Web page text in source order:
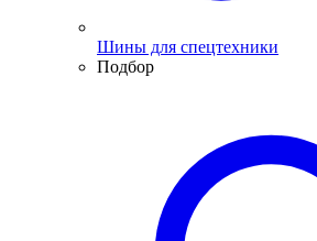
Шины для спецтехники
Подбор